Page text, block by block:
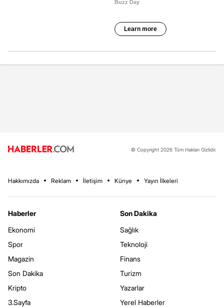
© Copyright 2026 Tüm Hakları Gizlidir.
Hakkımızda Reklam İletişim Künye Yayın İlkeleri
Haberler
Ekonomi
Spor
Magazin
Son Dakika
Kripto
3.Sayfa
Son Dakika
Sağlık
Teknoloji
Finans
Turizm
Yazarlar
Yerel Haberler